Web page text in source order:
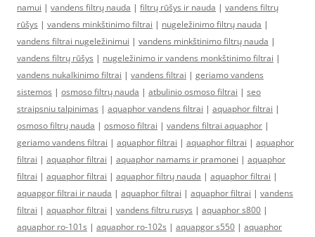
namui | vandens filtrų nauda | filtrų rūšys ir nauda | vandens filtrų
rūšys | vandens minkštinimo filtrai | nugeležinimo filtrų nauda |
vandens filtrai nugeležinimui | vandens minkštinimo filtrų nauda |
vandens filtrų rūšys | nugeležinimo ir vandens monkštinimo filtrai |
vandens nukalkinimo filtrai | vandens filtrai | geriamo vandens
sistemos | osmoso filtrų nauda | atbulinio osmoso filtrai | seo
straipsniu talpinimas | aquaphor vandens filtrai | aquaphor filtrai |
osmoso filtrų nauda | osmoso filtrai | vandens filtrai aquaphor |
geriamo vandens filtrai | aquaphor filtrai | aquaphor filtrai | aquaphor
filtrai | aquaphor filtrai | aquaphor namams ir pramonei | aquaphor
filtrai | aquaphor filtrai | aquaphor filtrų nauda | aquaphor filtrai |
aquapgor filtrai ir nauda | aquaphor filtrai | aquaphor filtrai | vandens
filtrai | aquaphor filtrai | vandens filtru rusys | aquaphor s800 |
aquaphor ro-101s | aquaphor ro-102s | aquapgor s550 | aquaphor